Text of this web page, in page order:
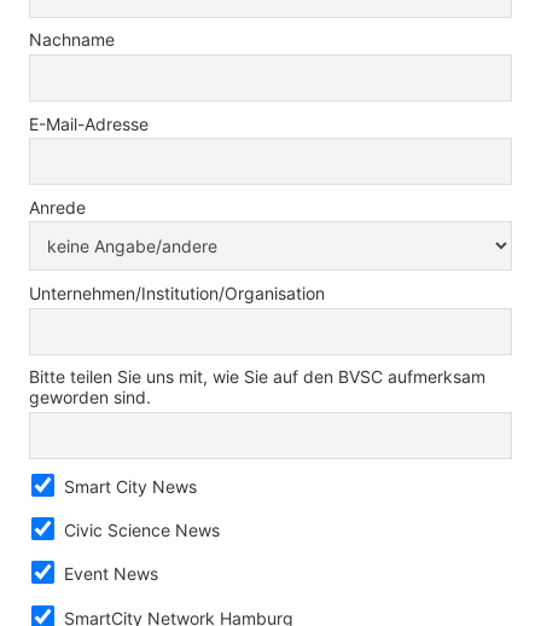
Nachname
E-Mail-Adresse
Anrede
Unternehmen/Institution/Organisation
Bitte teilen Sie uns mit, wie Sie auf den BVSC aufmerksam
geworden sind.
Smart City News
Civic Science News
Event News
SmartCity Network Hamburg